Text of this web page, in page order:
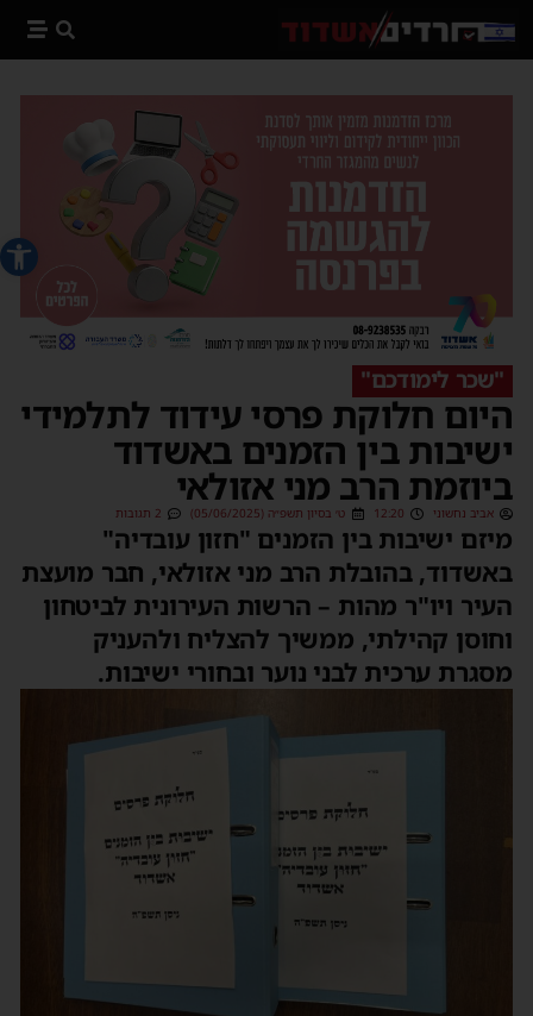
פתח
"שכר לימודכם"
היום חלוקת פרסי עידוד לתלמידי
ישיבות בין הזמנים באשדוד
ביוזמת הרב מני אזולאי
אביב נחשוני 12:20 ט׳ בסיון תשפ״ה (05/06/2025) 2 תגובות
מיזם ישיבות בין הזמנים "חזון עובדיה"
באשדוד, בהובלת הרב מני אזולאי, חבר מועצת
העיר ויו"ר מהות – הרשות העירונית לביטחון
וחוסן קהילתי, ממשיך להצליח ולהעניק
מסגרת ערכית לבני נוער ובחורי ישיבות.